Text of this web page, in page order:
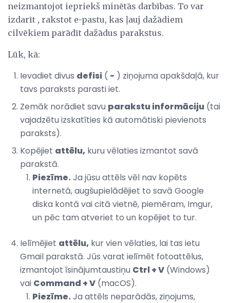
neizmantojot iepriekš minētās darbības. To var
izdarīt , rakstot e-pastu, kas ļauj dažādiem
cilvēkiem parādīt dažādus parakstus.
Lūk, kā:
Ievadiet divus defisi ( - ) ziņojuma apakšdaļā, kur
tavs paraksts parasti iet.
Zemāk norādiet savu parakstu informāciju (tai
vajadzētu izskatīties kā automātiski pievienots
paraksts).
Kopējiet attēlu, kuru vēlaties izmantot savā
parakstā.
Piezīme. Ja jūsu attēls vēl nav kopēts
internetā, augšupielādējiet to savā Google
diska kontā vai citā vietnē, piemēram, Imgur,
un pēc tam atveriet to un kopējiet to tur.
Ielīmējiet attēlu, kur vien vēlaties, lai tas ietu
Gmail parakstā. Jūs varat ielīmēt fotoattēlus,
izmantojot īsinājumtaustiņu Ctrl + V (Windows)
vai Command + V (macOS).
Piezīme. Ja attēls neparādās, ziņojums,